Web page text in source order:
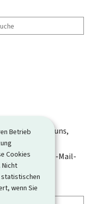
Betrieb
Cookies
Nicht
wenn Sie
helfen Sie uns,
keine
Beispiel Ihre E-Mail-